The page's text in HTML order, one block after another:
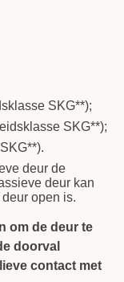
SKG**);
SKG**);
deur de
deur kan
open is.
om de deur te
doorval
contact met